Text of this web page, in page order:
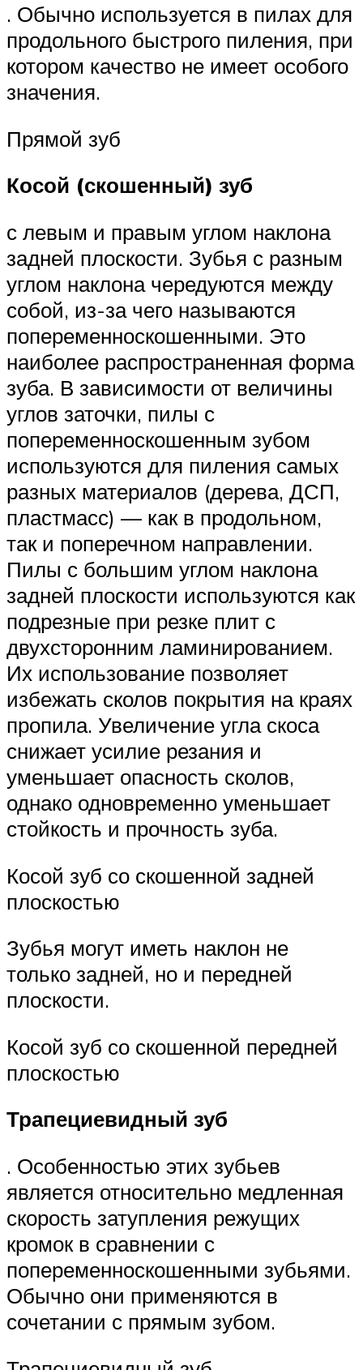
. Обычно используется в пилах для
продольного быстрого пиления, при
котором качество не имеет особого
значения.
Прямой зуб
Косой (скошенный) зуб
с левым и правым углом наклона
задней плоскости. Зубья с разным
углом наклона чередуются между
собой, из-за чего называются
попеременноскошенными. Это
наиболее распространенная форма
зуба. В зависимости от величины
углов заточки, пилы с
попеременноскошенным зубом
используются для пиления самых
разных материалов (дерева, ДСП,
пластмасс) — как в продольном,
так и поперечном направлении.
Пилы с большим углом наклона
задней плоскости используются как
подрезные при резке плит с
двухсторонним ламинированием.
Их использование позволяет
избежать сколов покрытия на краях
пропила. Увеличение угла скоса
снижает усилие резания и
уменьшает опасность сколов,
однако одновременно уменьшает
стойкость и прочность зуба.
Косой зуб со скошенной задней
плоскостью
Зубья могут иметь наклон не
только задней, но и передней
плоскости.
Косой зуб со скошенной передней
плоскостью
Трапециевидный зуб
. Особенностью этих зубьев
является относительно медленная
скорость затупления режущих
кромок в сравнении с
попеременноскошенными зубьями.
Обычно они применяются в
сочетании с прямым зубом.